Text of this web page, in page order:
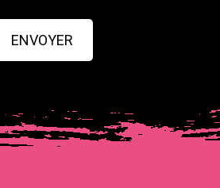
ENVOYER